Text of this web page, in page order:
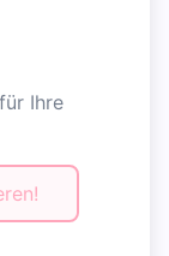
Ihre